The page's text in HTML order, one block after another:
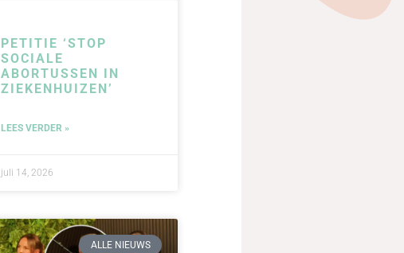
PETITIE ‘STOP
SOCIALE
ABORTUSSEN IN
ZIEKENHUIZEN’
LEES VERDER »
juli 14, 2026
ALLE NIEUWS